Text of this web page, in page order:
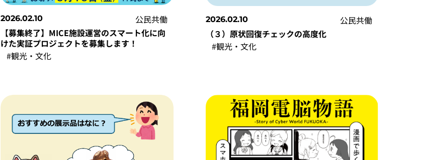
2026.02.10
公民共働
【募集終了】MICE施設運営のスマート化に向
けた実証プロジェクトを募集します！
#観光・文化
2026.02.10
公民共働
（３）原状回復チェックの高度化
#観光・文化